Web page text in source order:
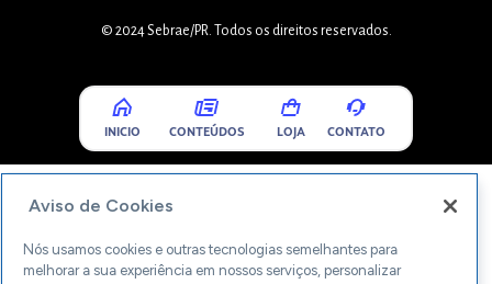
© 2024 Sebrae/PR. Todos os direitos reservados.
INICIO CONTEÚDOS LOJA CONTATO
Aviso de Cookies
Nós usamos cookies e outras tecnologias semelhantes para
melhorar a sua experiência em nossos serviços, personalizar